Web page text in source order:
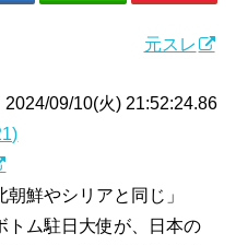
元スレ
2024/09/10(火) 21:52:24.86
鮮やシリアと同じ」
ム駐日大使が、日本の